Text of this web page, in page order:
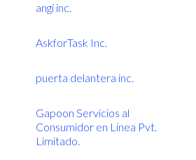
angi inc.
AskforTask Inc.
puerta delantera inc.
Gapoon Servicios al
Consumidor en Línea Pvt.
Limitado.